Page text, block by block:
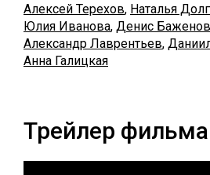
Алексей Терехов, Наталья
Юлия Иванова, Денис Баженов
Александр Лаврентьев,
Анна Галицкая
Трейлер фильма